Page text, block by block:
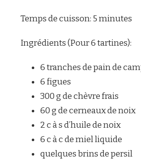
Temps de cuisson: 5 minutes
Ingrédients (Pour 6 tartines):
6 tranches de pain de
6 figues
300 g de chèvre frais
60 g de cerneaux de noix
2 c à s d’huile de noix
6 c à c de miel liquide
quelques brins de persil